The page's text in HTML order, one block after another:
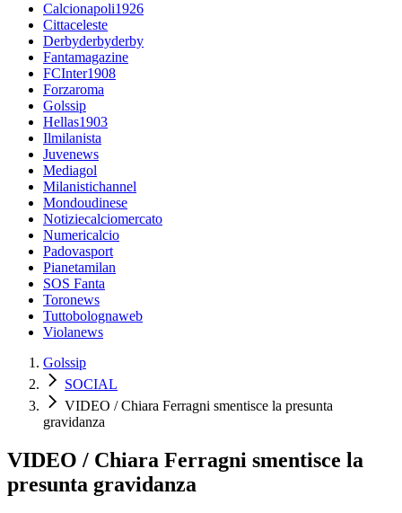
Calcionapoli1926
Cittaceleste
Derbyderbyderby
Fantamagazine
FCInter1908
Forzaroma
Golssip
Hellas1903
Ilmilanista
Juvenews
Mediagol
Milanistichannel
Mondoudinese
Notiziecalciomercato
Numericalcio
Padovasport
Pianetamilan
SOS Fanta
Toronews
Tuttobolognaweb
Violanews
Golssip
SOCIAL
VIDEO / Chiara Ferragni smentisce la presunta
gravidanza
VIDEO / Chiara Ferragni smentisce la
presunta gravidanza